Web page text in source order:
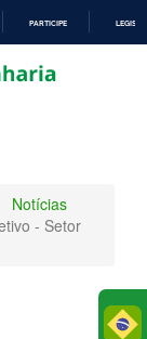
PARTICIPE
Notícias
- Setor